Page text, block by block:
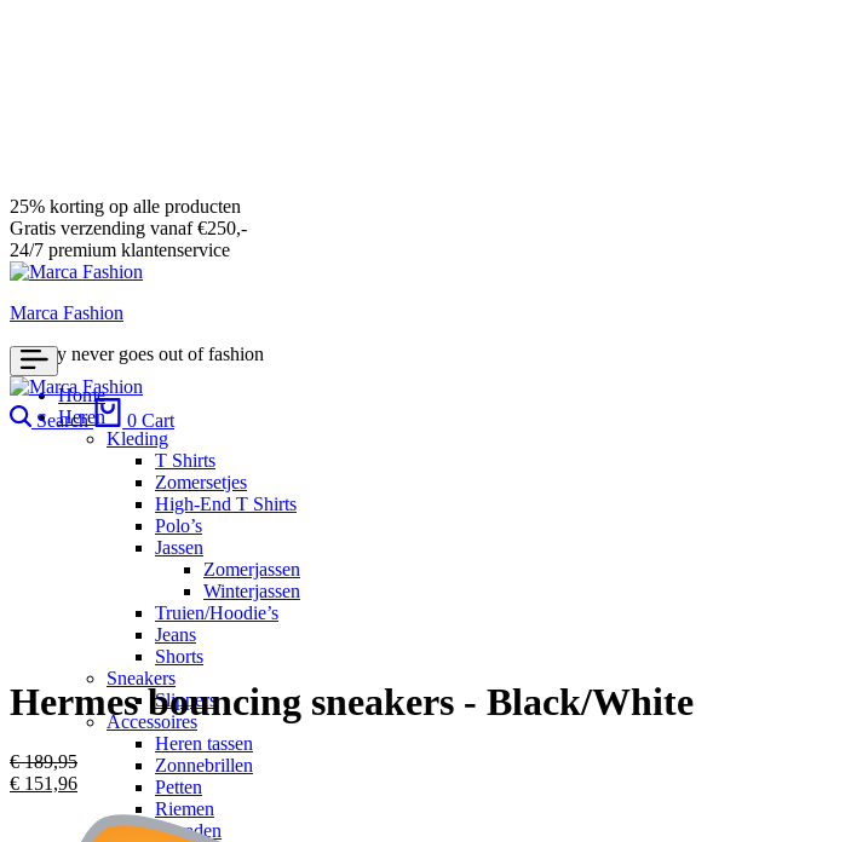
25% korting op alle producten
Gratis verzending vanaf €250,-
24/7 premium klantenservice
Marca Fashion
Luxury never goes out of fashion
Home
Heren
Kleding
T Shirts
Zomersetjes
High-End T Shirts
Polo’s
Jassen
Zomerjassen
Winterjassen
Truien/Hoodie’s
Jeans
Shorts
Sneakers
Slippers
Accessoires
Heren tassen
Zonnebrillen
Petten
Riemen
Sieraden
Search 0 Cart
Hermes bouncing sneakers - Black/White
€189,95
€ 151,96